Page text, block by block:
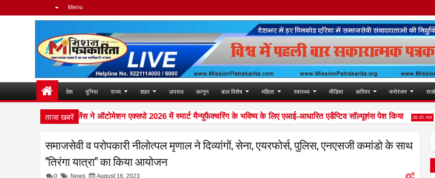
Menu
देश दुनिया राज्य शहर अपराध कानून बाल विशेष महिला स्वास्थ्य मीडिया करियर मनोरंजन
ताजा खबरें
ताइवान एक्सीलेंस ने ऑटोमेशन एक्सपो 2026 में स्मार्ट मैन्युफैक्चरिंग के भविष्य के लिए एआई-आधारित एडैप्टिव सॉल्यूशंस पेश किया 08:45 AM
समाजसेवी व परोपकारी नीलोत्पल मृणाल ने दिव्यांगों, सेना, एयरफोर्स, पुलिस, एनएसजी कमांडो के साथ
"तिरंगा यात्रा" का किया आयोजन
0 News August 16, 2023